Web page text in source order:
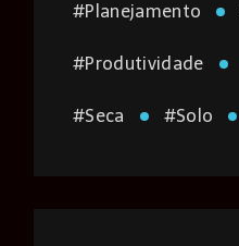
Planejamento
#
Produtividade
#
Seca
# Solo
#